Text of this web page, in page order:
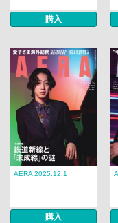
購入
AERA 2025.12.1
購入